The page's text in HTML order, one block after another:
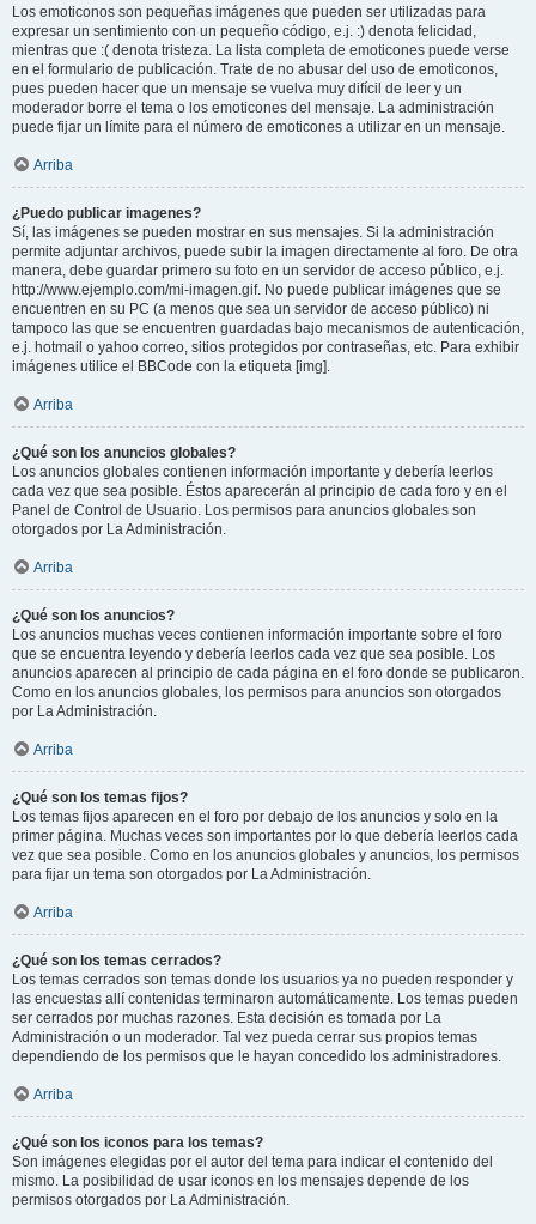
Los emoticonos son pequeñas imágenes que pueden ser utilizadas para
expresar un sentimiento con un pequeño código, e.j. :) denota felicidad,
mientras que :( denota tristeza. La lista completa de emoticones puede verse
en el formulario de publicación. Trate de no abusar del uso de emoticonos,
pues pueden hacer que un mensaje se vuelva muy difícil de leer y un
moderador borre el tema o los emoticones del mensaje. La administración
puede fijar un límite para el número de emoticones a utilizar en un mensaje.
Arriba
¿Puedo publicar imagenes?
Sí, las imágenes se pueden mostrar en sus mensajes. Si la administración
permite adjuntar archivos, puede subir la imagen directamente al foro. De otra
manera, debe guardar primero su foto en un servidor de acceso público, e.j.
http://www.ejemplo.com/mi-imagen.gif. No puede publicar imágenes que se
encuentren en su PC (a menos que sea un servidor de acceso público) ni
tampoco las que se encuentren guardadas bajo mecanismos de autenticación,
e.j. hotmail o yahoo correo, sitios protegidos por contraseñas, etc. Para exhibir
imágenes utilice el BBCode con la etiqueta [img].
Arriba
¿Qué son los anuncios globales?
Los anuncios globales contienen información importante y debería leerlos
cada vez que sea posible. Éstos aparecerán al principio de cada foro y en el
Panel de Control de Usuario. Los permisos para anuncios globales son
otorgados por La Administración.
Arriba
¿Qué son los anuncios?
Los anuncios muchas veces contienen información importante sobre el foro
que se encuentra leyendo y debería leerlos cada vez que sea posible. Los
anuncios aparecen al principio de cada página en el foro donde se publicaron.
Como en los anuncios globales, los permisos para anuncios son otorgados
por La Administración.
Arriba
¿Qué son los temas fijos?
Los temas fijos aparecen en el foro por debajo de los anuncios y solo en la
primer página. Muchas veces son importantes por lo que debería leerlos cada
vez que sea posible. Como en los anuncios globales y anuncios, los permisos
para fijar un tema son otorgados por La Administración.
Arriba
¿Qué son los temas cerrados?
Los temas cerrados son temas donde los usuarios ya no pueden responder y
las encuestas allí contenidas terminaron automáticamente. Los temas pueden
ser cerrados por muchas razones. Esta decisión es tomada por La
Administración o un moderador. Tal vez pueda cerrar sus propios temas
dependiendo de los permisos que le hayan concedido los administradores.
Arriba
¿Qué son los iconos para los temas?
Son imágenes elegidas por el autor del tema para indicar el contenido del
mismo. La posibilidad de usar iconos en los mensajes depende de los
permisos otorgados por La Administración.